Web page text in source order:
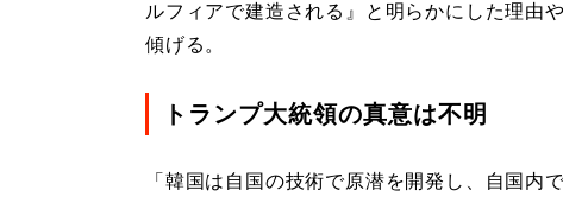
ルフィアで建造される』と明らかにした理由
傾げる。
トランプ大統領の真意は不明
「韓国は自国の技術で原潜を開発し、自国内